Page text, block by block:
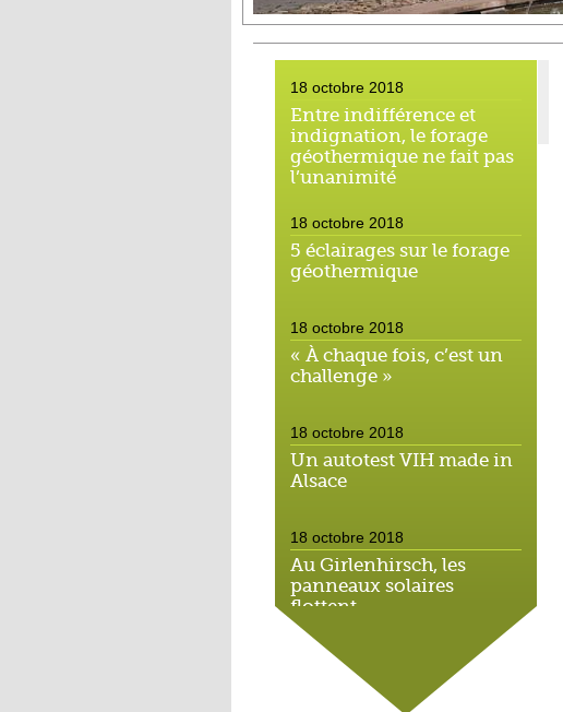
18 octobre 2018
Entre indifférence et
indignation, le forage
géothermique ne fait pas
l’unanimité
18 octobre 2018
5 éclairages sur le forage
géothermique
18 octobre 2018
« À chaque fois, c’est un
challenge »
18 octobre 2018
Un autotest VIH made in
Alsace
18 octobre 2018
Au Girlenhirsch, les
panneaux solaires
flottent
18 octobre 2018
Le bujutsu s'invite aux
Oscars du sport